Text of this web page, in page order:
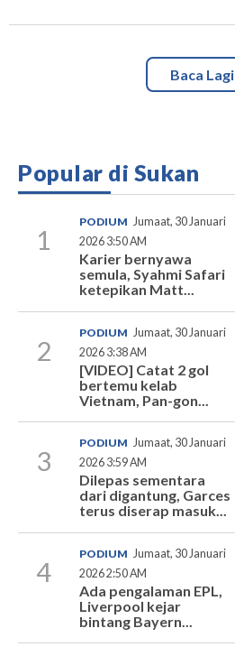
Baca Lagi
Popular di Sukan
1
PODIUM Jumaat, 30 Januari
2026 3:50 AM
Karier bernyawa
semula, Syahmi Safari
ketepikan Matt...
2
PODIUM Jumaat, 30 Januari
2026 3:38 AM
[VIDEO] Catat 2 gol
bertemu kelab
Vietnam, Pan-gon...
3
PODIUM Jumaat, 30 Januari
2026 3:59 AM
Dilepas sementara
dari digantung, Garces
terus diserap masuk...
4
PODIUM Jumaat, 30 Januari
2026 2:50 AM
Ada pengalaman EPL,
Liverpool kejar
bintang Bayern...